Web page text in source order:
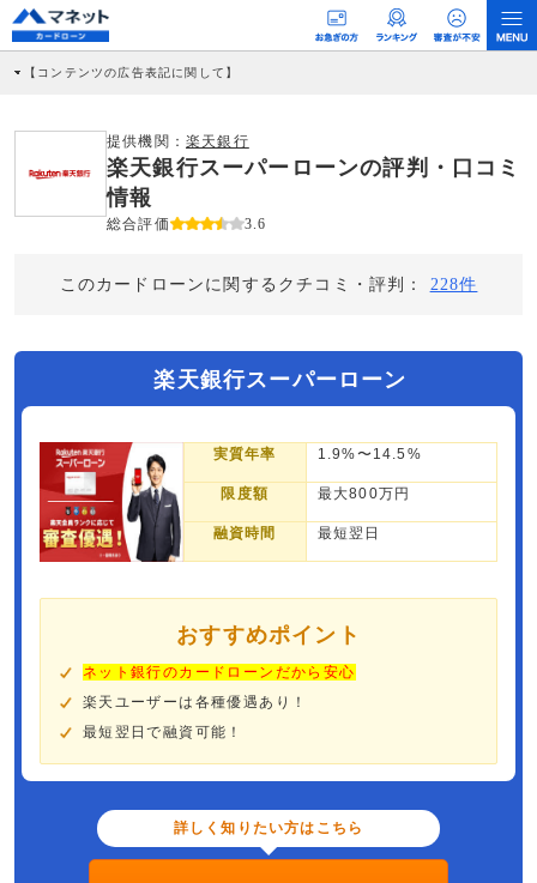
【コンテンツの広告表記に関して】
社に対して企業から紹介報酬が支払われるという収益モデルです。 ただし、特定の
商品を根拠なくPRするものではなく、当編集部の調査／ユーザーへの口コミ収集な
どに基づき、公平性を担保した情報提供を行っています。
提供機関： 楽天銀行
楽天銀行スーパーローンの評判・口コミ
情報
総合評価 3.6
このカードローンに関するクチコミ・評判： 228件
楽天銀行スーパーローン
実質年率 1.9%〜14.5%
限度額 最大800万円
融資時間 最短翌日
おすすめポイント
ネット銀行のカードローンだから安心
楽天ユーザーは各種優遇あり！
最短翌日で融資可能！
詳しく知りたい方はこちら